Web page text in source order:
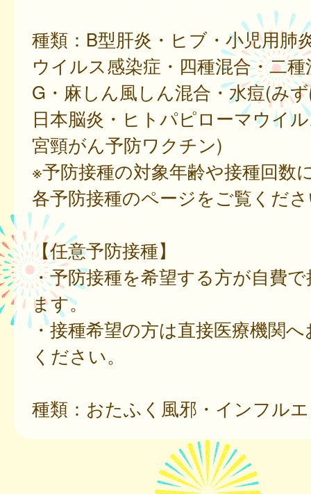
種類：B型肝炎・ヒブ・小児用肺
ウイルス感染症・四種混合・二種
G・麻しん風しん混合・水痘(み
日本脳炎・ヒトパピローマウイ
宮頸がん予防ワクチン)
※予防接種の対象年齢や接種回数
各予防接種のページをご覧くだ
【任意予防接種】
・予防接種を希望する方が自費
ます。
・接種希望の方は直接医療機関
ください。
種類：おたふく風邪・インフル